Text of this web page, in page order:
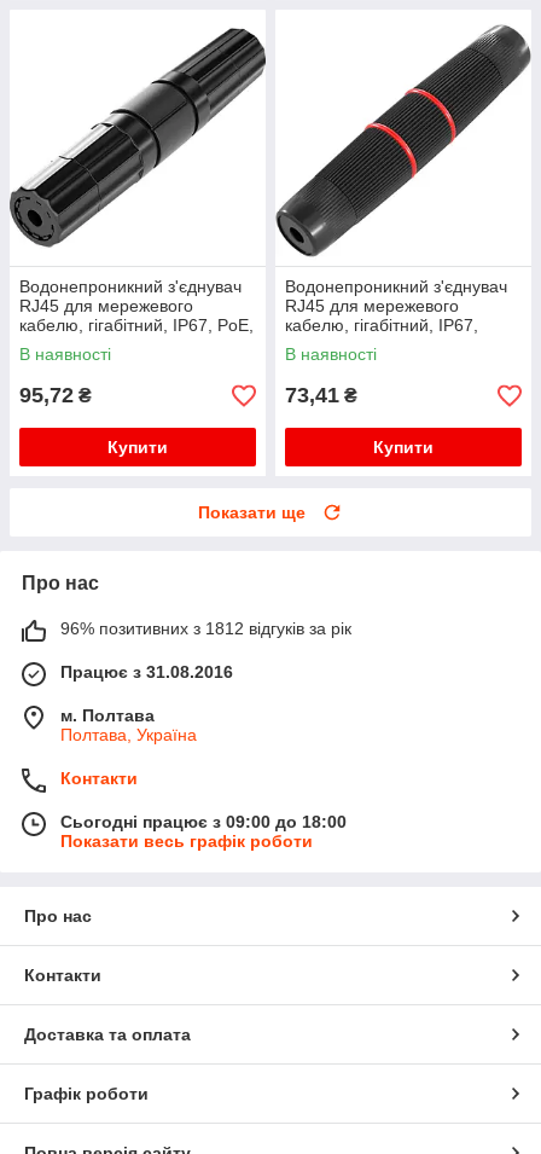
Водонепроникний з'єднувач
RJ45 для мережевого
кабелю, гігабітний, IP67, PoE,
чорний
В наявності
95,72 ₴
Купити
Водонепроникний з'єднувач
RJ45 для мережевого
кабелю, гігабітний, IP67,
чорний, WDT-IP67ZT/B
В наявності
73,41 ₴
Купити
Показати ще
Про нас
96% позитивних з 1812 відгуків за рік
Працює з 31.08.2016
м. Полтава
Полтава, Україна
Контакти
Сьогодні працює з 09:00 до 18:00
Показати весь графік роботи
Про нас
Контакти
Доставка та оплата
Графік роботи